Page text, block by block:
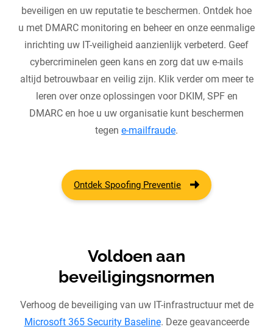
beveiligen en uw reputatie te beschermen. Ontdek hoe
u met DMARC monitoring en beheer en onze eenmalige
inrichting uw IT-veiligheid aanzienlijk verbeterd. Geef
cybercriminelen geen kans en zorg dat uw e-mails
altijd betrouwbaar en veilig zijn. Klik verder om meer te
leren over onze oplossingen voor DKIM, SPF en
DMARC en hoe u uw organisatie kunt beschermen
tegen e-mailfraude.
Ontdek Spoofing Preventie
Voldoen aan
beveiligingsnormen
Verhoog de beveiliging van uw IT-infrastructuur met de
Microsoft 365 Security Baseline. Deze geavanceerde